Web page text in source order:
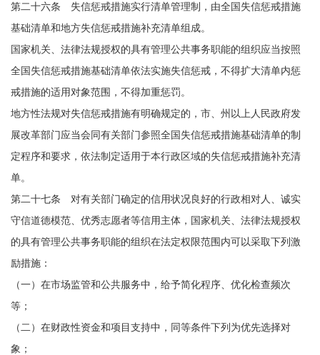
第二十六条 失信惩戒措施实行清单管理制，由全国失信惩戒措施
基础清单和地方失信惩戒措施补充清单组成。
国家机关、法律法规授权的具有管理公共事务职能的组织应当按照
全国失信惩戒措施基础清单依法实施失信惩戒，不得扩大清单内惩
戒措施的适用对象范围，不得加重惩罚。
地方性法规对失信惩戒措施有明确规定的，市、州以上人民政府发
展改革部门应当会同有关部门参照全国失信惩戒措施基础清单的制
定程序和要求，依法制定适用于本行政区域的失信惩戒措施补充清
单。
第二十七条 对有关部门确定的信用状况良好的行政相对人、诚实
守信道德模范、优秀志愿者等信用主体，国家机关、法律法规授权
的具有管理公共事务职能的组织在法定权限范围内可以采取下列激
励措施：
（一）在市场监管和公共服务中，给予简化程序、优化检查频次
等；
（二）在财政性资金和项目支持中，同等条件下列为优先选择对
象；